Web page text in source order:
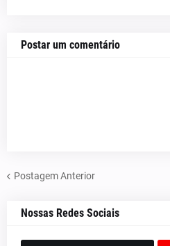
Postar um comentário
Postagem Anterior
Nossas Redes Sociais